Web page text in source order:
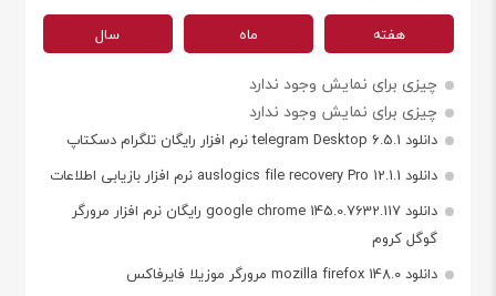
هفته ماه سال
چیزی برای نمایش وجود ندارد
چیزی برای نمایش وجود ندارد
دانلود telegram Desktop 6.5.1 نرم افزار رایگان تلگرام دسکتاپ
دانلود auslogics file recovery Pro 12.1.1 نرم افزار بازیابی اطلاعات
دانلود google chrome 145.0.7632.117 رایگان نرم افزار مرورگر
گوگل کروم
دانلود mozilla firefox 148.0 مرورگر موزیلا فایرفاکس